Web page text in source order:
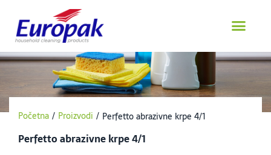
садржај
Početna / Proizvodi / Perfetto abrazivne krpe 4/1
Perfetto abrazivne krpe 4/1